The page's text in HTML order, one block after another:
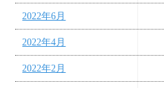
2022年6月
2022年4月
2022年2月